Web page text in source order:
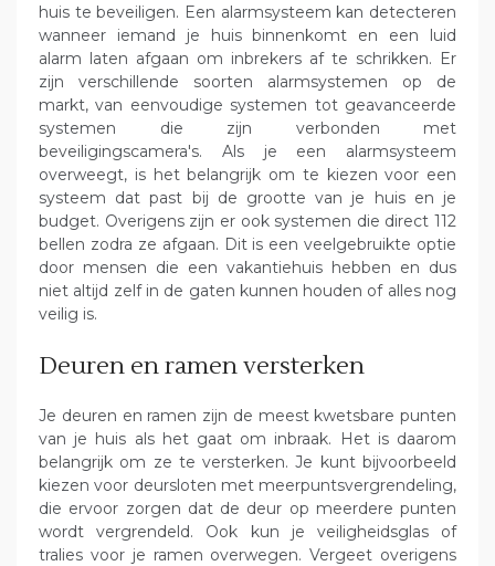
huis te beveiligen. Een alarmsysteem kan detecteren
wanneer iemand je huis binnenkomt en een luid
alarm laten afgaan om inbrekers af te schrikken. Er
zijn verschillende soorten alarmsystemen op de
markt, van eenvoudige systemen tot geavanceerde
systemen die zijn verbonden met
beveiligingscamera's. Als je een alarmsysteem
overweegt, is het belangrijk om te kiezen voor een
systeem dat past bij de grootte van je huis en je
budget. Overigens zijn er ook systemen die direct 112
bellen zodra ze afgaan. Dit is een veelgebruikte optie
door mensen die een vakantiehuis hebben en dus
niet altijd zelf in de gaten kunnen houden of alles nog
veilig is.
Deuren en ramen versterken
Je deuren en ramen zijn de meest kwetsbare punten
van je huis als het gaat om inbraak. Het is daarom
belangrijk om ze te versterken. Je kunt bijvoorbeeld
kiezen voor deursloten met meerpuntsvergrendeling,
die ervoor zorgen dat de deur op meerdere punten
wordt vergrendeld. Ook kun je veiligheidsglas of
tralies voor je ramen overwegen. Vergeet overigens